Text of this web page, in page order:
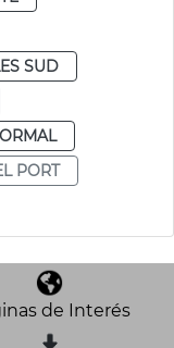
SUD
PORT
de Interés